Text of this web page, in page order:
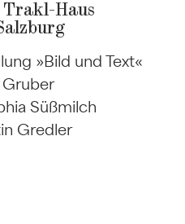
Trakl-Haus
»Bild und Text«
Gruber
Süßmilch
Gredler